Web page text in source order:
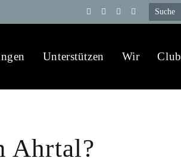
Telegram
YouTube
X
WhatsApp
Unterstützen Wir Club
Ahrtal?